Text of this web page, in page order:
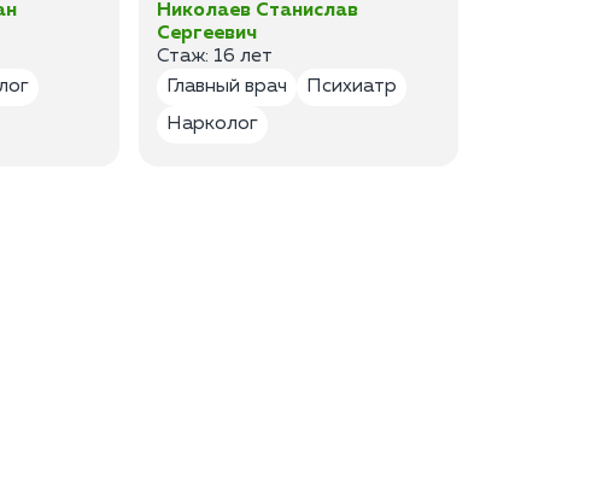
Николаев Станислав
Сергеевич
Стаж: 16 лет
Главный врач
Психиатр
Нарколог